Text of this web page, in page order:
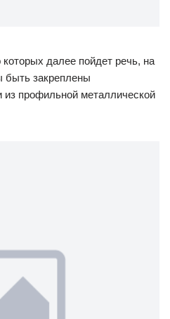
далее пойдет речь, на
быть закреплены
профильной металлической